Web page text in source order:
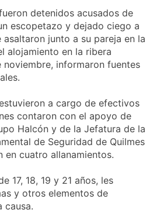
recibieron material
deportivo
14 Horas Atrás
Consejo Federal del
Trabajo: un nuevo
reclamo por el
respeto al
federalismo
15 Horas Atrás
Boca oficializó la
llegada de Enner
Carlos Balor y
monseñor Tissera en
la celebración por
San Cayetano
18 Horas Atrás
La bronquiolitis es
una infección
respiratoria aguda en
El último adiós al
papá de Leo Messi
detenidos acusados de
escopetazo y dejado ciego a
asaltaron junto a su pareja en la
alojamiento en la ribera
noviembre, informaron fuentes
a cargo de efectivos
contaron con el apoyo de
Halcón y de la Jefatura de la
de Seguridad de Quilmes
en cuatro allanamientos.
17, 18, 19 y 21 años, les
y otros elementos de
causa.